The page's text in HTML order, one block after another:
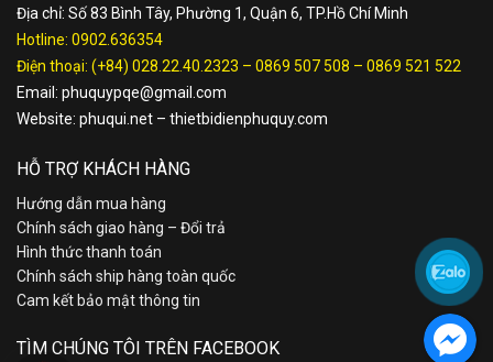
Địa chỉ: Số 83 Bình Tây, Phường 1, Quận 6, TP.Hồ Chí Minh
Hotline: 0902.636354
Điện thoại: (+84) 028.22.40.2323 – 0869 507 508 – 0869 521 522
Email: phuquypqe@gmail.com
Website: phuqui.net – thietbidienphuquy.com
HỖ TRỢ KHÁCH HÀNG
Hướng dẫn mua hàng
Chính sách giao hàng – Đổi trả
Hình thức thanh toán
Chính sách ship hàng toàn quốc
Cam kết bảo mật thông tin
TÌM CHÚNG TÔI TRÊN FACEBOOK